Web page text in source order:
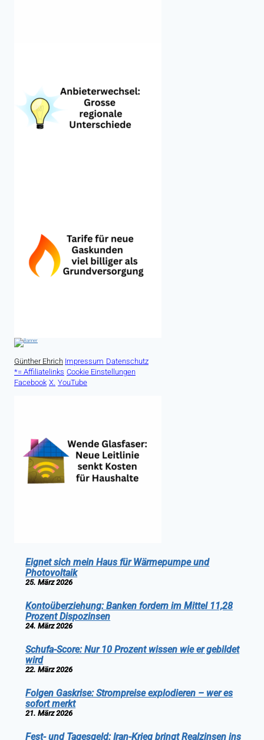
Günther Ehrich Impressum Datenschutz
*= Affiliatelinks Cookie Einstellungen
Facebook X. YouTube
Eignet sich mein Haus für Wärmepumpe und
Photovoltaik
25. März 2026
Kontoüberziehung: Banken fordern im Mittel 11,28
Prozent Dispozinsen
24. März 2026
Schufa-Score: Nur 10 Prozent wissen wie er gebildet
wird
22. März 2026
Folgen Gaskrise: Strompreise explodieren – wer es
sofort merkt
21. März 2026
Fest- und Tagesgeld: Iran-Krieg bringt Realzinsen ins